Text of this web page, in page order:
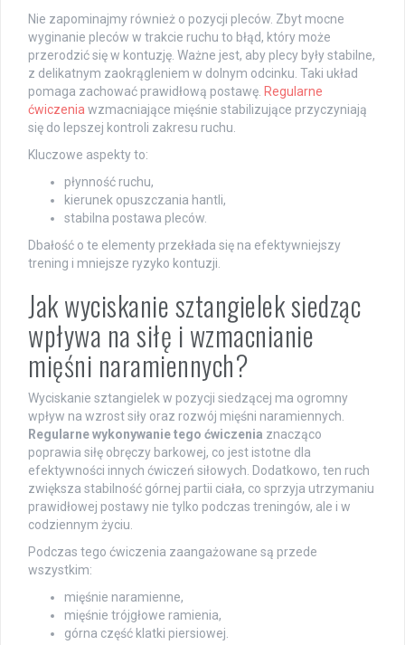
Nie zapominajmy również o pozycji pleców. Zbyt mocne
wyginanie pleców w trakcie ruchu to błąd, który może
przerodzić się w kontuzję. Ważne jest, aby plecy były stabilne,
z delikatnym zaokrągleniem w dolnym odcinku. Taki układ
pomaga zachować prawidłową postawę. Regularne
ćwiczenia wzmacniające mięśnie stabilizujące przyczyniają
się do lepszej kontroli zakresu ruchu.
Kluczowe aspekty to:
płynność ruchu,
kierunek opuszczania hantli,
stabilna postawa pleców.
Dbałość o te elementy przekłada się na efektywniejszy
trening i mniejsze ryzyko kontuzji.
Jak wyciskanie sztangielek siedząc
wpływa na siłę i wzmacnianie
mięśni naramiennych?
Wyciskanie sztangielek w pozycji siedzącej ma ogromny
wpływ na wzrost siły oraz rozwój mięśni naramiennych.
Regularne wykonywanie tego ćwiczenia znacząco
poprawia siłę obręczy barkowej, co jest istotne dla
efektywności innych ćwiczeń siłowych. Dodatkowo, ten ruch
zwiększa stabilność górnej partii ciała, co sprzyja utrzymaniu
prawidłowej postawy nie tylko podczas treningów, ale i w
codziennym życiu.
Podczas tego ćwiczenia zaangażowane są przede
wszystkim:
mięśnie naramienne,
mięśnie trójgłowe ramienia,
górna część klatki piersiowej.